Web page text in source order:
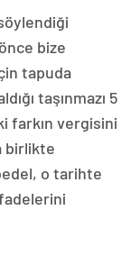
önce bize
tapuda
taşınmazı 5
farkın vergisini
birlikte
o tarihte